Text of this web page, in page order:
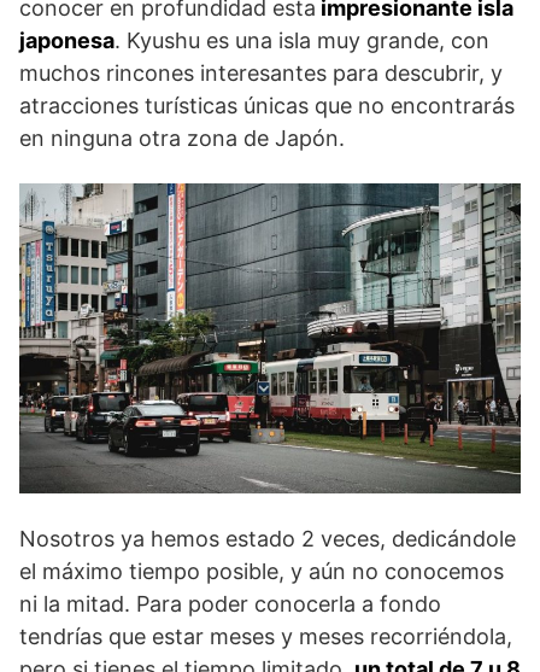
conocer en profundidad esta impresionante isla
japonesa. Kyushu es una isla muy grande, con
muchos rincones interesantes para descubrir, y
atracciones turísticas únicas que no encontrarás
en ninguna otra zona de Japón.
Nosotros ya hemos estado 2 veces, dedicándole
el máximo tiempo posible, y aún no conocemos
ni la mitad. Para poder conocerla a fondo
tendrías que estar meses y meses recorriéndola,